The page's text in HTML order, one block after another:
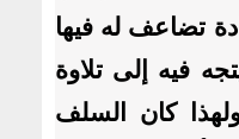
تضاعف له فيها
فيه إلى تلاوة
كان السلف